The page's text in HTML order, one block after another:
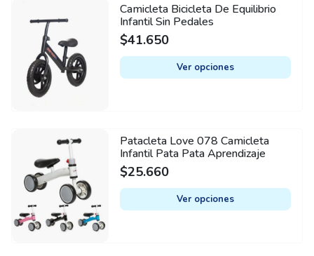
Camicleta Bicicleta De Equilibrio
Infantil Sin Pedales
$41.650
Ver opciones
This
product
has
multiple
variants.
may
be
chosen
on
the
Patacleta Love 078 Camicleta
Infantil Pata Pata Aprendizaje
$25.660
Ver opciones
This
product
has
multiple
variants.